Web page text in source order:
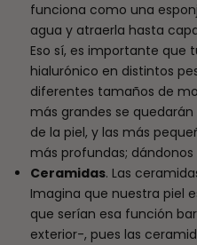
funciona como una
agua y atraerla hasta
Eso sí, es importante que
hialurónico en distintos
diferentes tamaños de
más grandes se
de la piel, y las más
más profundas;
Ceramidas. Las
Imagina que nuestra piel
que serían esa función
exterior-, pues las